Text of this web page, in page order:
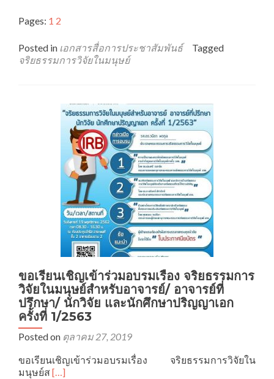
about
สื่อ
การ
ประชาสัมพันธ์
Pages: 1 2
Posted in เอกสารสื่อการประชาสัมพันธ์
Tagged
จริยธรรมการวิจัยในมนุษย์
ขอเรียนเชิญเข้าร่วมอบรมเรื่อง จริยธรรมการ
วิจัยในมนุษย์สำหรับอาจารย์/ อาจารย์ที่
ปรึกษา/ นักวิจัย และนักศึกษาปริญญาเอก
ครั้งที่ 1/2563
Posted on ตุลาคม 27, 2019
ขอเรียนเชิญเข้าร่วมอบรมเรื่อง จริยธรรมการวิจัยใน
มนุษย์สRead
[…]